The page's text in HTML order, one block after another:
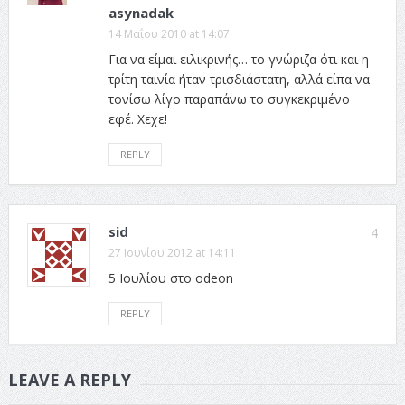
asynadak
14 Μαΐου 2010 at 14:07
Για να είμαι ειλικρινής… το γνώριζα ότι και η
τρίτη ταινία ήταν τρισδιάστατη, αλλά είπα να
τονίσω λίγο παραπάνω το συγκεκριμένο
εφέ. Χεχε!
REPLY
4
sid
27 Ιουνίου 2012 at 14:11
5 Ιουλίου στο odeon
REPLY
LEAVE A REPLY